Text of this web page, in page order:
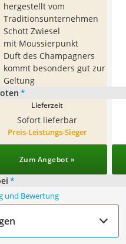
hergestellt vom
Traditionsunternehmen
Schott Zwiesel
mit Moussierpunkt
Duft des Champagners
kommt besonders gut zur
Geltung
*
Lieferzeit
Sofort lieferbar
Preis-Leistungs-Sieger
Zum Angebot »
*
und Bewertung